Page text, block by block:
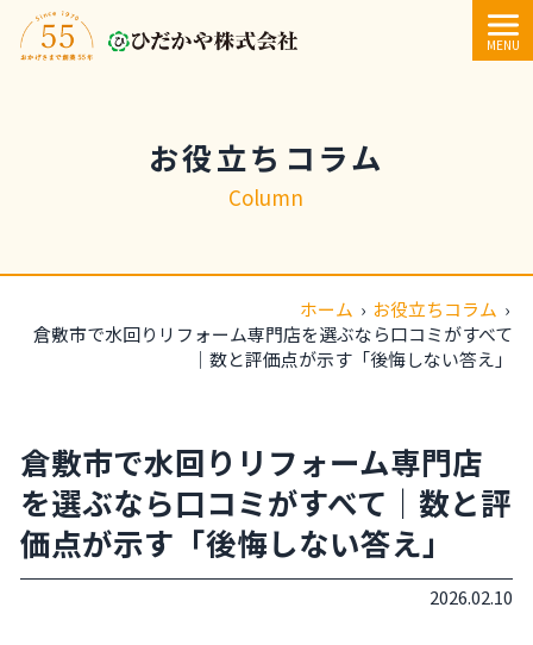
内容をスキップ
MENU
お役立ちコラム
Column
ホーム › お役立ちコラム ›
倉敷市で水回りリフォーム専門店を選ぶなら口コミがすべて
｜数と評価点が示す「後悔しない答え」
倉敷市で水回りリフォーム専門店
を選ぶなら口コミがすべて｜数と評
価点が示す「後悔しない答え」
2026.02.10